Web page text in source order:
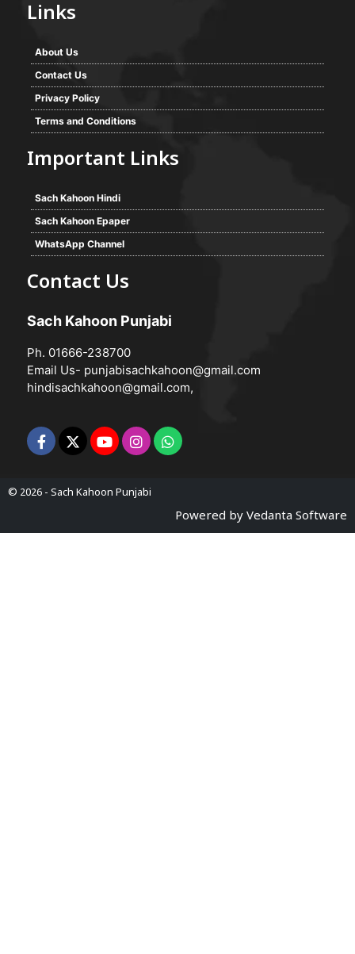
Links
About Us
Contact Us
Privacy Policy
Terms and Conditions
Important Links
Sach Kahoon Hindi
Sach Kahoon Epaper
WhatsApp Channel
Contact Us
Sach Kahoon Punjabi
Ph. 01666-238700
Email Us- punjabisachkahoon@gmail.com
hindisachkahoon@gmail.com,
© 2026 - Sach Kahoon Punjabi
Powered by Vedanta Software